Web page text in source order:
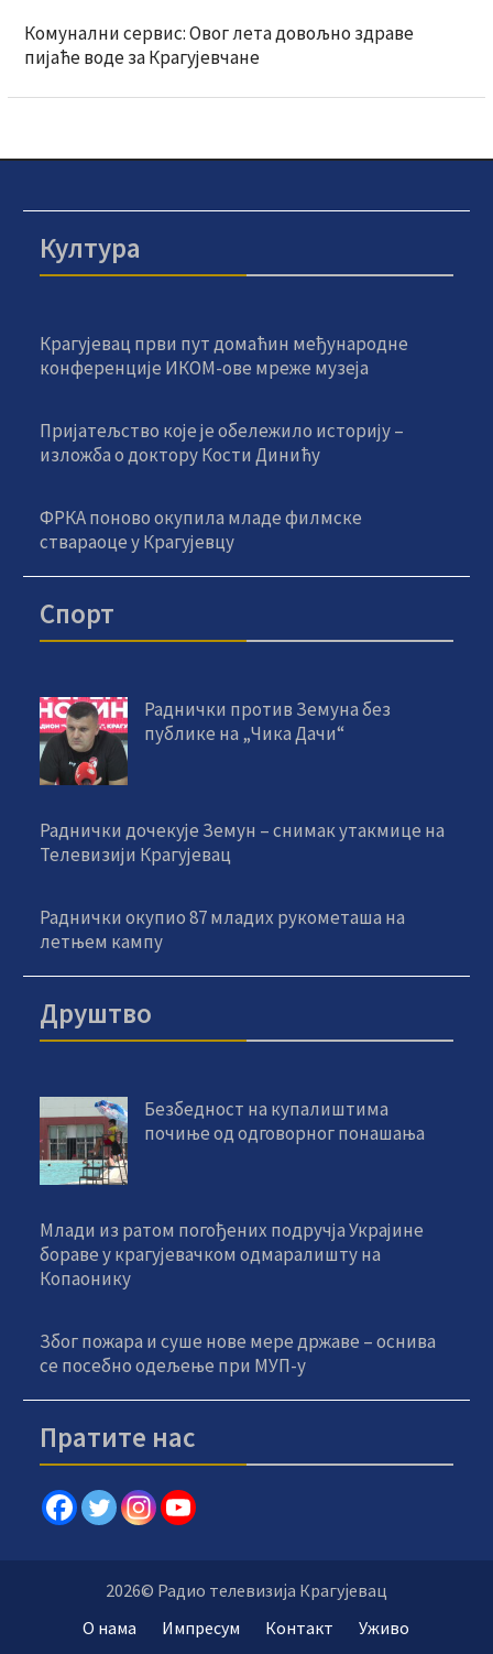
Комунални сервис: Овог лета довољно здраве
пијаће воде за Крагујевчане
Култура
Крагујевац први пут домаћин међународне
конференције ИКОМ-ове мреже музеја
Пријатељство које је обележило историју –
изложба о доктору Кости Динићу
ФРКА поново окупила младе филмске
ствараоце у Крагујевцу
Спорт
Раднички против Земуна без
публике на „Чика Дачи“
Раднички дочекује Земун – снимак утакмице на
Телевизији Крагујевац
Раднички окупио 87 младих рукометаша на
летњем кампу
Друштво
Безбедност на купалиштима
почиње од одговорног понашања
Млади из ратом погођених подручја Украјине
бораве у крагујевачком одмаралишту на
Копаонику
Због пожара и суше нове мере државе – оснива
се посебно одељење при МУП-у
Пратите нас
2026© Радио телевизија Крагујевац
О нама
Импресум Контакт Уживо